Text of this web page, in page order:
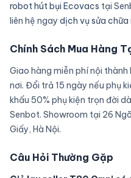
robot hút bụi Ecovacs tại
liên hệ ngay dịch vụ sửa
Chính Sách Mua Hàng
Giao hàng miễn phí nội
nơi. Đổi trả 15 ngày nếu phụ
khấu 50% phụ kiện trọn đời
Senbot. Showroom tại 26
Giấy, Hà Nội.
Câu Hỏi Thường Gặp